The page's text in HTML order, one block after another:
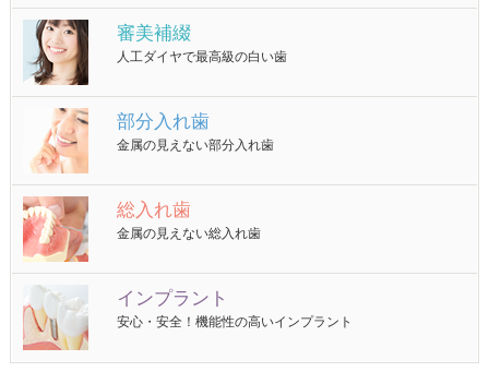
審美補綴
人工ダイヤで最高級の白い歯
部分入れ歯
金属の見えない部分入れ歯
総入れ歯
金属の見えない総入れ歯
インプラント
安心・安全！機能性の高いインプラント